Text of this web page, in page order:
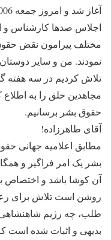
مختلف پیرامون نقض
نمودند. من و سایر
تلاش کردیم در سه
مجاهدین خلق را به اطلاع
حقوق بشر برسانیم.
آقای طاهرزاده!
مطابق اعلامیه جهانی
بشر یک امر فراگیر و
آن کوشا باشد و اختصاص
روشن است تلاش برای
طلب، چه رژیم